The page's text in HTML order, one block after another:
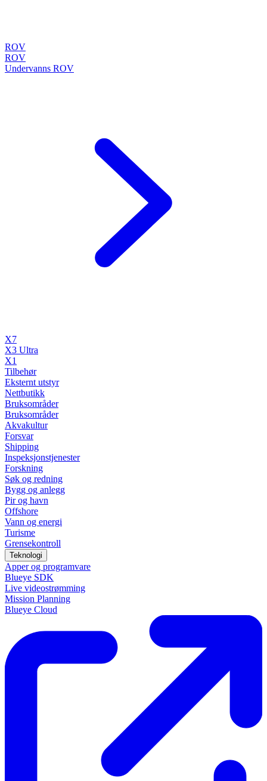
ROV
ROV
Undervanns ROV
X7
X3 Ultra
X1
Tilbehør
Eksternt utstyr
Nettbutikk
Bruksområder
Bruksområder
Akvakultur
Forsvar
Shipping
Inspeksjonstjenester
Forskning
Søk og redning
Bygg og anlegg
Pir og havn
Offshore
Vann og energi
Turisme
Grensekontroll
Teknologi
Apper og programvare
Blueye SDK
Live videostrømming
Mission Planning
Blueye Cloud